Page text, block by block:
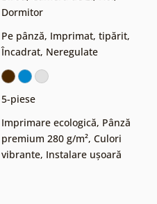
Dormitor
Pe pânză, Imprimat, tipărit,
Încadrat, Neregulate
5-piese
Imprimare ecologică, Pânză
premium 280 g/m², Culori
vibrante, Instalare ușoară